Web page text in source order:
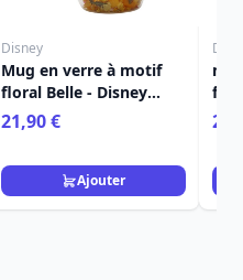
Disney
Mug en verre à motif
floral Belle - Disney
Pastel Princess
21,90 €
Ajouter